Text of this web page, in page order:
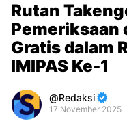
Rutan
Pemeriksaan
Gratis dalam
IMIPAS Ke-1
Redaksi
17 November 2025